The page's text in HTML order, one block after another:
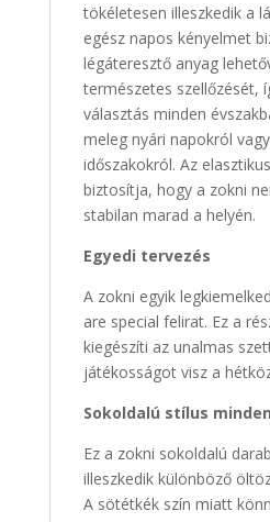
tökéletesen illeszkedik a
egész napos kényelmet
légáteresztő anyag
természetes szellőzését,
választás minden
meleg nyári napokról
időszakokról. Az
biztosítja, hogy a zokni
stabilan marad a helyén.
Egyedi tervezés
A zokni egyik
are special felirat. Ez a
kiegészíti az unalmas
játékosságot visz a
Sokoldalú stílus
Ez a zokni sokoldalú
illeszkedik különböző
A sötétkék szín miatt